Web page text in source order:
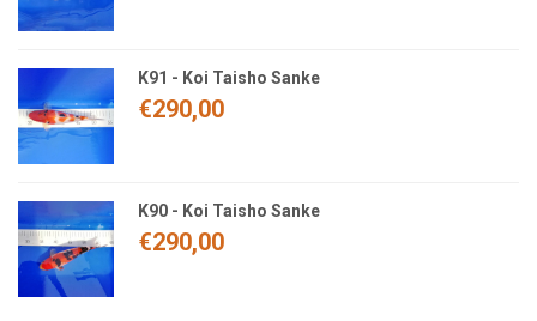
K91 - Koi Taisho Sanke
€290,00
K90 - Koi Taisho Sanke
€290,00